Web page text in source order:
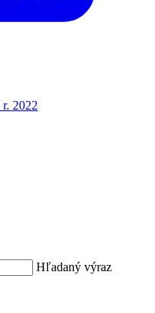
2022
Hľadaný výraz